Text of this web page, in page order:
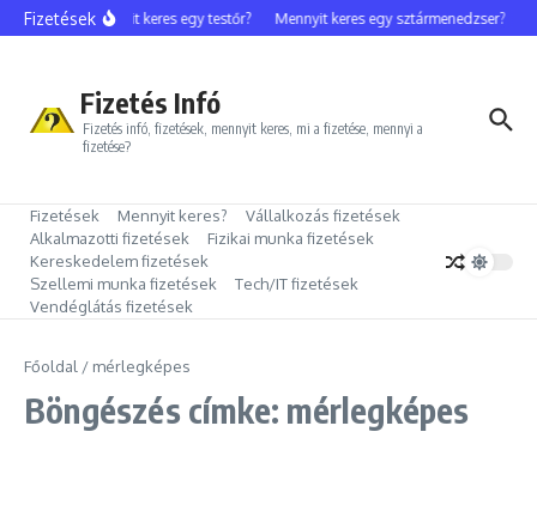
Ugrás a tartalomhoz
FizetésekMennyit keres egy testőr? Mennyit keres egy sztármenedzser?
Fizetés Infó
Fizetés infó, fizetések, mennyit keres, mi a fizetése, mennyi a
fizetése?
Fizetések Mennyit keres?
Vállalkozás fizetések
Alkalmazotti fizetések
Fizikai munka fizetések
Kereskedelem fizetések
Szellemi munka fizetések
Tech/IT fizetések
Vendéglátás fizetések
Főoldal / mérlegképes
Böngészés címke: mérlegképes